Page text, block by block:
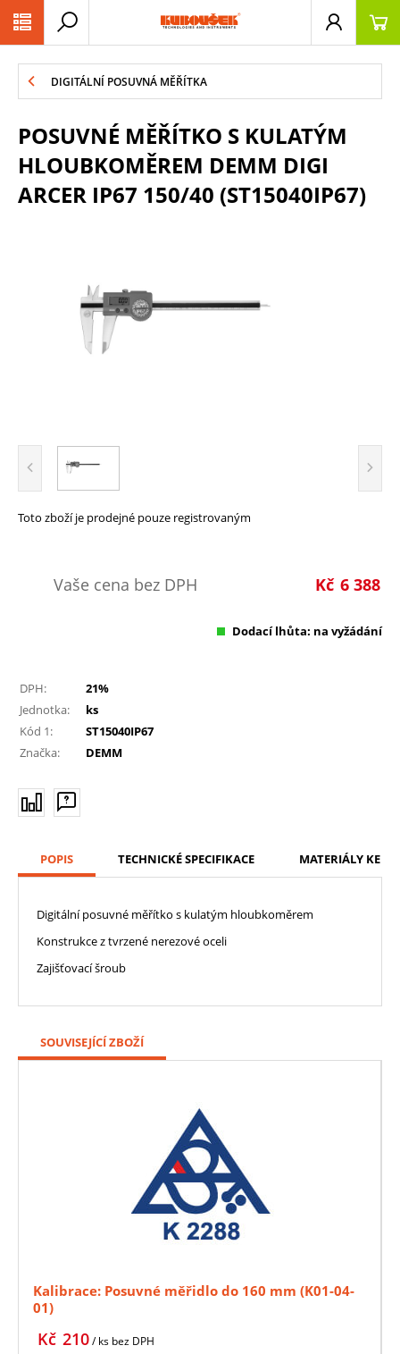
DIGITÁLNÍ POSUVNÁ MĚŘÍTKA
POSUVNÉ MĚŘÍTKO S KULATÝM
HLOUBKOMĚREM DEMM DIGI
ARCER IP67 150/40 (ST15040IP67)
Toto zboží je prodejné pouze registrovaným
Vaše cena bez DPH 6 388
Kč
Dodací lhůta: na vyžádání
DPH:
21%
Jednotka:
ks
Kód 1:
ST15040IP67
Značka:
DEMM
POPIS TECHNICKÉ SPECIFIKACE MATERIÁLY KE
Digitální posuvné měřítko s kulatým hloubkoměrem
Konstrukce z tvrzené nerezové oceli
Zajišťovací šroub
SOUVISEJÍCÍ ZBOŽÍ
Kalibrace: Posuvné měřidlo do 160 mm (K01-04-
01)
210
Kč / ks bez DPH